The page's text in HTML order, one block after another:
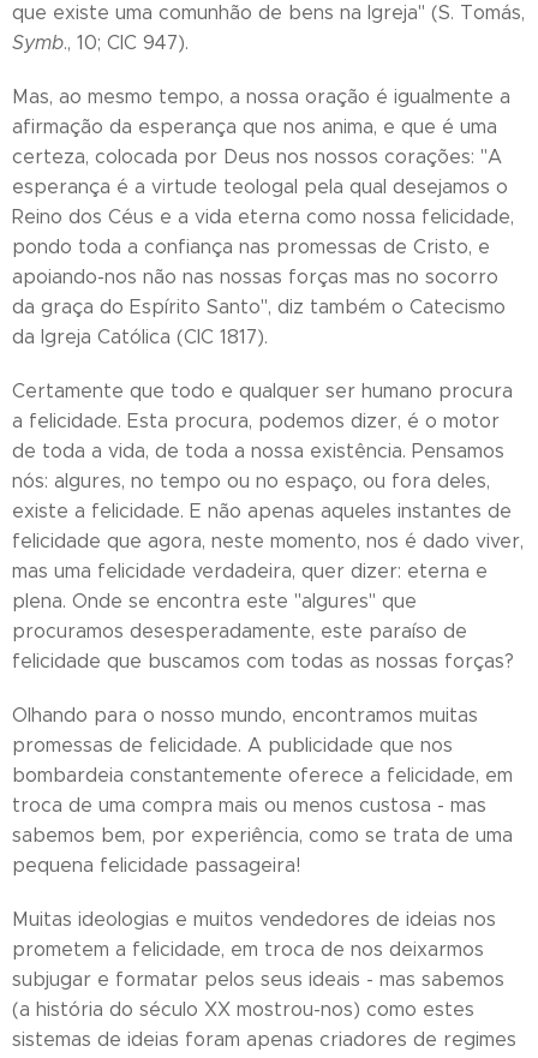
que existe uma comunhão de bens na Igreja" (S. Tomás,
Symb., 10; CIC 947).
Mas, ao mesmo tempo, a nossa oração é igualmente a
afirmação da esperança que nos anima, e que é uma
certeza, colocada por Deus nos nossos corações: "A
esperança é a virtude teologal pela qual desejamos o
Reino dos Céus e a vida eterna como nossa felicidade,
pondo toda a confiança nas promessas de Cristo, e
apoiando-nos não nas nossas forças mas no socorro
da graça do Espírito Santo", diz também o Catecismo
da Igreja Católica (CIC 1817).
Certamente que todo e qualquer ser humano procura
a felicidade. Esta procura, podemos dizer, é o motor
de toda a vida, de toda a nossa existência. Pensamos
nós: algures, no tempo ou no espaço, ou fora deles,
existe a felicidade. E não apenas aqueles instantes de
felicidade que agora, neste momento, nos é dado viver,
mas uma felicidade verdadeira, quer dizer: eterna e
plena. Onde se encontra este "algures" que
procuramos desesperadamente, este paraíso de
felicidade que buscamos com todas as nossas forças?
Olhando para o nosso mundo, encontramos muitas
promessas de felicidade. A publicidade que nos
bombardeia constantemente oferece a felicidade, em
troca de uma compra mais ou menos custosa - mas
sabemos bem, por experiência, como se trata de uma
pequena felicidade passageira!
Muitas ideologias e muitos vendedores de ideias nos
prometem a felicidade, em troca de nos deixarmos
subjugar e formatar pelos seus ideais - mas sabemos
(a história do século XX mostrou-nos) como estes
sistemas de ideias foram apenas criadores de regimes